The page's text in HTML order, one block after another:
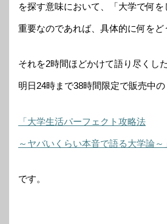
を探す意味において、「大学で何を
重要なのであれば、具体的に何をど
それを2時間ほどかけて語り尽くした
明日24時まで38時間限定で販売中の
「大学生活パーフェクト攻略法
～ヤバいくらい本音で語る大学論～
です。